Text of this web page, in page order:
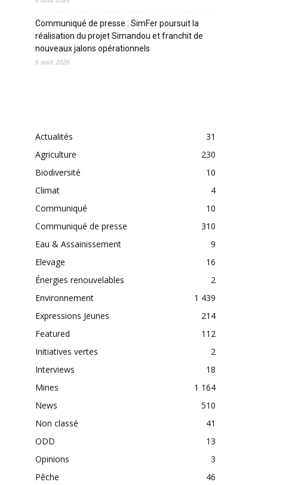
Communiqué de presse : SimFer poursuit la
réalisation du projet Simandou et franchit de
nouveaux jalons opérationnels
6 août 2026
Actualités
31
Agriculture
230
Biodiversité
10
Climat
4
Communiqué
10
Communiqué de presse
310
Eau & Assainissement
9
Elevage
16
Énergies renouvelables
2
Environnement
1 439
Expressions Jeunes
214
Featured
112
Initiatives vertes
2
Interviews
18
Mines
1 164
News
510
Non classé
41
ODD
13
Opinions
3
Pêche
46